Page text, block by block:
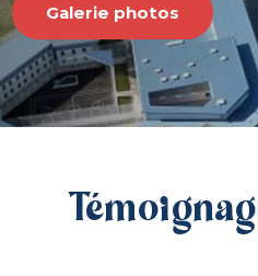
Galerie photos